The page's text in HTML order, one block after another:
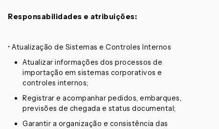
Responsabilidades e atribuições:
• Atualização de Sistemas e Controles Internos
Atualizar informações dos processos de
importação em sistemas corporativos e
controles internos;
Registrar e acompanhar pedidos, embarques,
previsões de chegada e status documental;
Garantir a organização e consistência das